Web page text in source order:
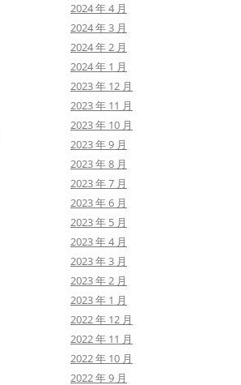
2024 年 4 月
2024 年 3 月
2024 年 2 月
2024 年 1 月
2023 年 12 月
2023 年 11 月
2023 年 10 月
2023 年 9 月
2023 年 8 月
2023 年 7 月
2023 年 6 月
2023 年 5 月
2023 年 4 月
2023 年 3 月
2023 年 2 月
2023 年 1 月
2022 年 12 月
2022 年 11 月
2022 年 10 月
2022 年 9 月